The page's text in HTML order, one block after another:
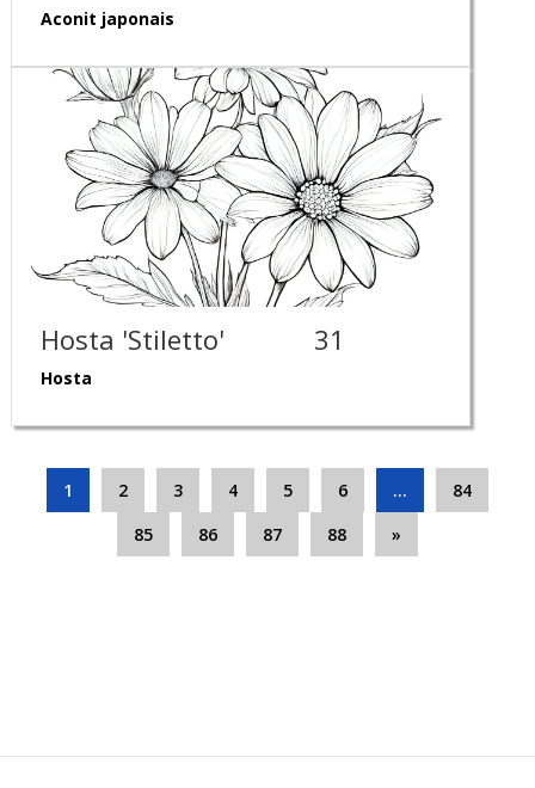
Aconit japonais
Hosta 'Stiletto' 31
Hosta
1 2 3 4 5 6 …
84
85
86 87 88 »